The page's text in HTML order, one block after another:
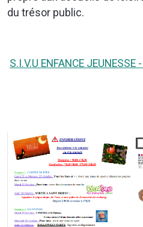
du trésor public.
S.I.V.U ENFANCE